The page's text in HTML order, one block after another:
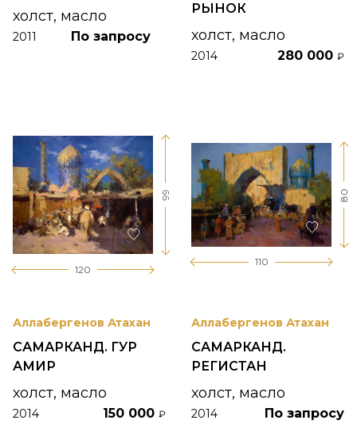
холст, масло
2011 По запросу
РЫНОК
холст, масло
2014 280 000 ₽
120
99
Аллабергенов Атахан
САМАРКАНД. ГУР
АМИР
холст, масло
2014 150 000 ₽
110
80
Аллабергенов Атахан
САМАРКАНД.
РЕГИСТАН
холст, масло
2014 По запросу